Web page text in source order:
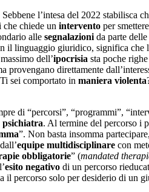
l’intesa del 2022 stabilisca
che chiede un intervento per
alle segnalazioni da parte delle
il linguaggio giuridico, significa che
dell’ipocrisia sta poche
provengano direttamente
sei comportato in maniera violenta
di “percorsi”, “programmi”,
psichiatra. Al termine del percorso i
”. Non basta insomma
equipe multidisciplinare con
obbligatorie” (mandated
esito negativo di un percorso
il percorso solo per desiderio di un